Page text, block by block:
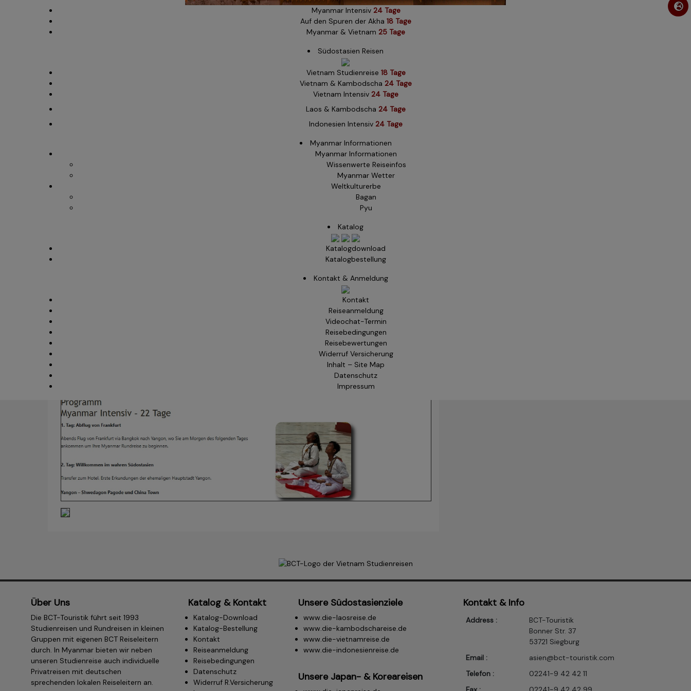
Myanmar Intensiv 24 Tage
Auf den Spuren der Akha 18 Tage
Myanmar & Vietnam 25 Tage
Südostasien Reisen
Vietnam Studienreise 18 Tage
Vietnam & Kambodscha 24 Tage
Vietnam Intensiv 24 Tage
Laos & Kambodscha 24 Tage
Indonesien Intensiv 24 Tage
Myanmar Informationen
Myanmar Informationen
Wissenwerte Reiseinfos
Myanmar Wetter
Weltkulturerbe
Bagan
Pyu
Katalog
Katalogdownload
Katalogbestellung
Kontakt & Anmeldung
Kontakt
Reiseanmeldung
Videochat-Termin
Reisebedingungen
Reisebewertungen
Widerruf Versicherung
Inhalt – Site Map
Datenschutz
Impressum
Über Uns
Die BCT-Touristik führt seit 1993
Studienreisen und Rundreisen in kleinen
Gruppen mit eigenen BCT Reiseleitern
durch. In Myanmar bieten wir neben
unseren Studienreise auch individuelle
Privatreisen mit deutschen
sprechenden lokalen Reiseleitern an.
Katalog & Kontakt
Katalog-Download
Katalog-Bestellung
Kontakt
Reiseanmeldung
Reisebedingungen
Datenschutz
Widerruf R.Versicherung
Unsere Südostasienziele
www.die-laosreise.de
www.die-kambodschareise.de
www.die-vietnamreise.de
www.die-indonesienreise.de
Unsere Japan- & Koreareisen
Kontakt & Info
Address :
BCT-Touristik
Bonner Str. 37
53721 Siegburg
Email :
asien@bct-touristik.com
Telefon :
02241-9 42 42 11